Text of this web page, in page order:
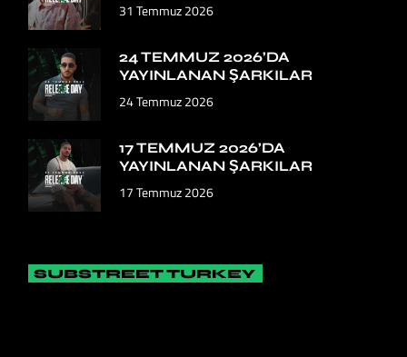
31 Temmuz 2026
24 TEMMUZ 2026’DA
YAYINLANAN ŞARKILAR
24 Temmuz 2026
17 TEMMUZ 2026’DA
YAYINLANAN ŞARKILAR
17 Temmuz 2026
SUBSTREET TURKEY